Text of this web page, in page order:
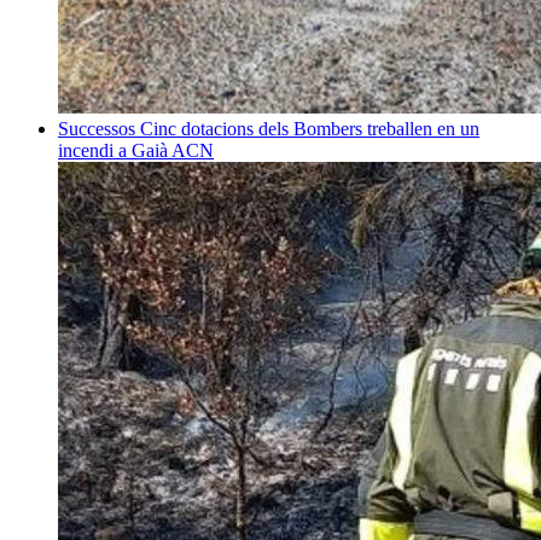
Successos Cinc dotacions dels Bombers treballen en un
incendi a Gaià ACN